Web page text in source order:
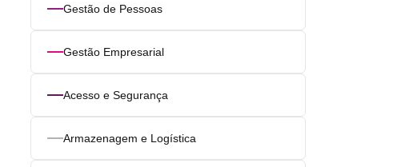
Gestão de Pessoas
Gestão Empresarial
Acesso e Segurança
Armazenagem e Logística